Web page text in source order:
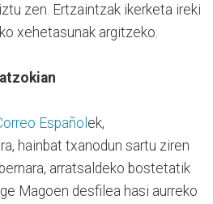
zen. Ertzaintzak ikerketa ireki
xehetasunak argitzeko.
Español ek,
hainbat txanodun sartu ziren
arratsaldeko bostetatik
Magoen desfilea hasi aurreko